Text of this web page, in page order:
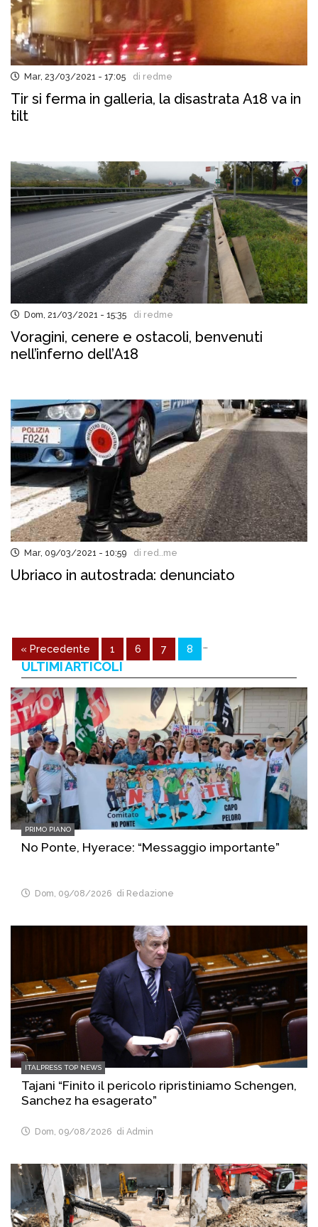
Mar, 23/03/2021 - 17:05 di redme
Tir si ferma in galleria, la disastrata A18 va in
tilt
Dom, 21/03/2021 - 15:35 di redme
Voragini, cenere e ostacoli, benvenuti
nell’inferno dell’A18
Mar, 09/03/2021 - 10:59 di red..me
Ubriaco in autostrada: denunciato
« Precedente 1 …
6 7 8
ULTIMI ARTICOLI
PRIMO PIANO
No Ponte, Hyerace: “Messaggio importante”
Dom, 09/08/2026 di Redazione
ITALPRESS TOP NEWS
Tajani “Finito il pericolo ripristiniamo Schengen,
Sanchez ha esagerato”
Dom, 09/08/2026 di Admin